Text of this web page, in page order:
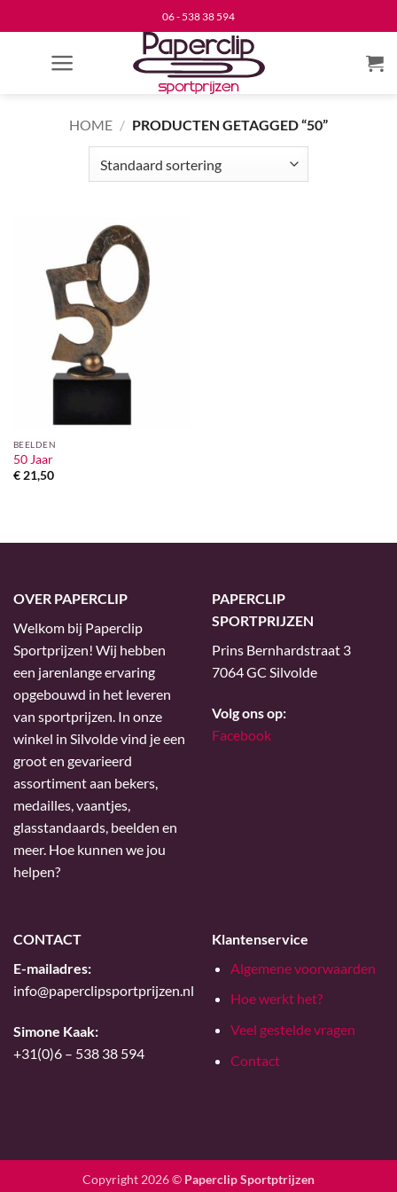
naar
06 - 538 38 594
HOME / PRODUCTEN GETAGGED “50”
BEELDEN
50 Jaar
€21,50
OVER PAPERCLIP
Welkom bij Paperclip
Sportprijzen! Wij hebben
een jarenlange ervaring
opgebouwd in het leveren
van sportprijzen. In onze
winkel in Silvolde vind je een
groot en gevarieerd
assortiment aan bekers,
medailles, vaantjes,
glasstandaards, beelden en
meer. Hoe kunnen we jou
helpen?
PAPERCLIP
SPORTPRIJZEN
Prins Bernhardstraat 3
7064 GC Silvolde
Volg ons op:
Facebook
CONTACT
E-mailadres:
info@paperclipsportprijzen.nl
Simone Kaak:
+31(0)6 – 538 38 594
Klantenservice
Algemene voorwaarden
Hoe werkt het?
Veel gestelde vragen
Contact
Copyright 2026 © Paperclip Sportptrijzen